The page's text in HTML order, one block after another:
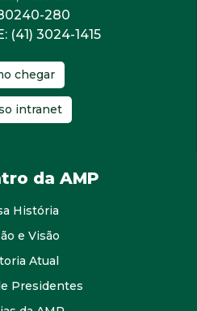
280
(41) 3024-1415
chegar
intranet
da AMP
História
e Visão
Atual
Presidentes